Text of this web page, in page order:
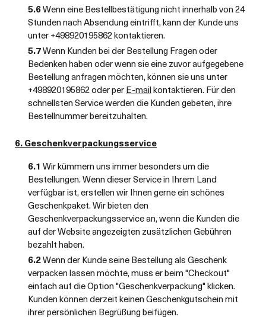
5.6Wenn eine Bestellbestätigung nicht innerhalb von 24
Stunden nach Absendung eintrifft, kann der Kunde uns
unter +498920195862 kontaktieren.
5.7Wenn Kunden bei der Bestellung Fragen oder
Bedenken haben oder wenn sie eine zuvor aufgegebene
Bestellung anfragen möchten, können sie uns unter
+498920195862 oder perE-mailkontaktieren. Für den
schnellsten Service werden die Kunden gebeten, ihre
Bestellnummer bereitzuhalten.
6. Geschenkverpackungsservice
6.1 Wir kümmern uns immer besonders um die
Bestellungen. Wenn dieser Service in Ihrem Land
verfügbar ist, erstellen wir Ihnen gerne ein schönes
Geschenkpaket. Wir bieten den
Geschenkverpackungsservice an, wenn die Kunden die
auf der Website angezeigten zusätzlichen Gebühren
bezahlt haben.
6.2Wenn der Kunde seine Bestellung als Geschenk
verpacken lassen möchte, muss er beim "Checkout"
einfach auf die Option "Geschenkverpackung" klicken.
Kunden können derzeit keinen Geschenkgutschein mit
ihrer persönlichen Begrüßung beifügen.